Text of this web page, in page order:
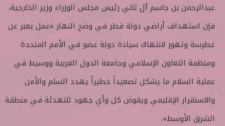
عبدالرحمن بن جاسم آل ثاني رئيس مجلس الوزراء وزير الخارجية،
فإن استهداف أراضي دولة قطر في وضح النهار «عمل يعبر عن
غطرسة وتهور لانتهاك سيادة دولة عضو في الأمم المتحدة
ومنظمة التعاون الإسلامي وجامعة الدول العربية ووسيط في
عملية السلام ما يشكل تصعيداً خطيراً يهدد السلم والأمن
والاستقرار الإقليمي ويقوض كل وأي جهود للتهدئة في منطقة
الشرق الأوسط».